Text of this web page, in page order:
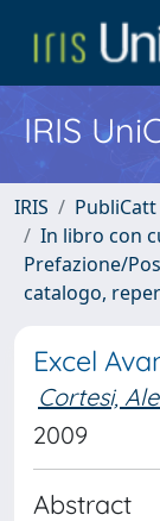
IRIS
IRIS PubliCatt
In libro con
Prefazione/
catalogo,
Excel
Cortesi,
2009
Abstract